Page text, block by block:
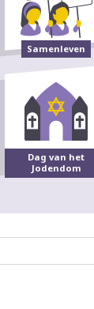
Samenleven
Dag van het
Jodendom